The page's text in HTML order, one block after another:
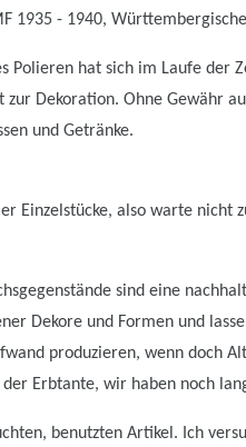
1935 - 1940,
Polieren hat sich im Laufe
Dekoration. Ohne Gewähr
und Getränke.
Einzelstücke, also warte nicht
sind eine
Dekore und Formen und
produzieren, wenn doch
Erbtante, wir haben noch
benutzten Artikel. Ich